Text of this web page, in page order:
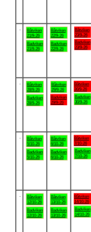
Båtviken
21/9-26
Badviken
21/9-26
Båtviken
22/9-26
Badviken
22/9-26
Båtviken
23/9-26
Badviken
23/9-26
Båtviken
28/9-26
Badviken
28/9-26
Båtviken
29/9-26
Badviken
29/9-26
Båtviken
30/9-26
Badviken
30/9-26
Båtviken
5/10-26
Badviken
5/10-26
Båtviken
6/10-26
Badviken
6/10-26
Båtviken
7/10-26
Badviken
7/10-26
Båtviken
12/10-26
Badviken
12/10-26
Båtviken
13/10-26
Badviken
13/10-26
Båtviken
14/10-26
Badviken
14/10-26